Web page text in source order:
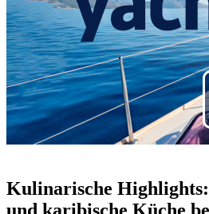
Kulinarische